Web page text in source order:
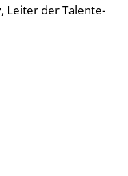
Lei­ter der Talente­